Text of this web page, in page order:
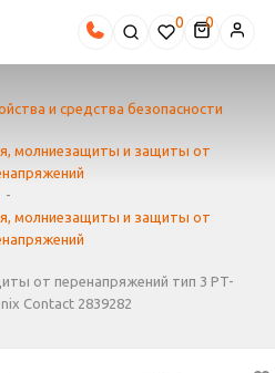
0
и средства безопасности
молниезащиты и защиты от
-
молниезащиты и защиты от
от перенапряжений тип 3 PT-
Contact 2839282